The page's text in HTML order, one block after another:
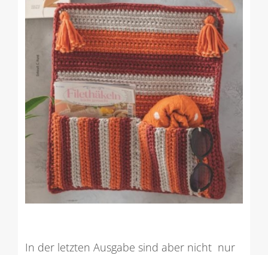
In der letzten Ausgabe sind aber nicht nur